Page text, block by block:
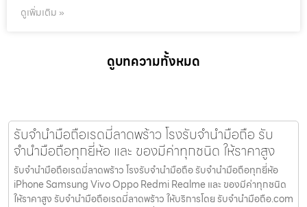
ดูเพิ่มเติม »
ดูบทความทั้งหมด
รับจำนำมือถือเรดมี่ลาดพร้าว โรงรับจำนำมือถือ รับ
จำนำมือถือทุกยี่ห้อ และ ของมีค่าทุกชนิด ให้ราคาสูง
รับจำนำมือถือเรดมี่ลาดพร้าว โรงรับจำนำมือถือ รับจำนำมือถือทุกยี่ห้อ
iPhone Samsung Vivo Oppo Redmi Realme และ ของมีค่าทุกชนิด
ให้ราคาสูง รับจำนำมือถือเรดมี่ลาดพร้าว ให้บริการโดย รับจํานํามือถือ.com